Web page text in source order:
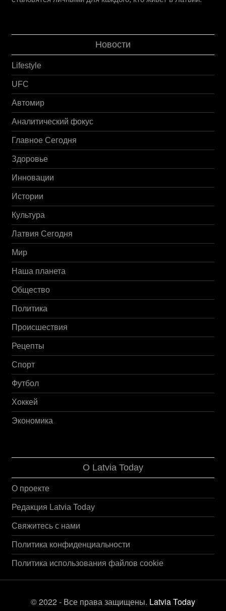
Новости
Lifestyle
UFC
Автомир
Аналитический фокус
Главное Сегодня
Здоровье
Инновации
Истории
Культура
Латвия Сегодня
Мир
Наша планета
Общество
Политика
Происшествия
Рецепты
Спорт
Футбол
Хоккей
Экономика
О Latvia Today
О проекте
Редакция Latvia Today
Свяжитесь с нами
Политика конфиденциальности
Политика использования файлов cookie
© 2022 - Все права защищены. Latvia Today